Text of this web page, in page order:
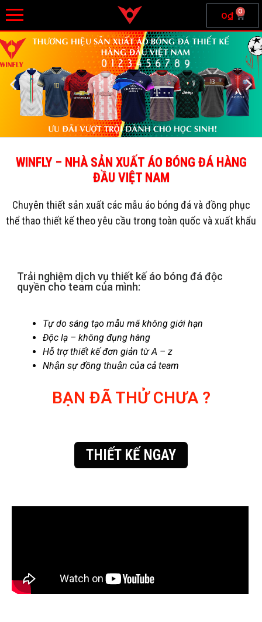
0₫ 0
WINFLY – NHÀ SẢN XUẤT ÁO BÓNG ĐÁ HÀNG
ĐẦU VIỆT NAM
Chuyên thiết sản xuất các mẫu áo bóng đá và đồng phục
thể thao thiết kế theo yêu cầu trong toàn quốc và xuất khẩu
Trải nghiệm dịch vụ thiết kế áo bóng đá độc
quyền cho team của mình:
Tự do sáng tạo mẫu mã không giới hạn
Độc lạ – không đụng hàng
Hỗ trợ thiết kế đơn giản từ A – z
Nhận sự đồng thuận của cả team
BẠN ĐÃ THỬ CHƯA ?
THIẾT KẾ NGAY